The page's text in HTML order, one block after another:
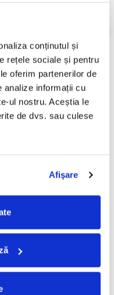
conținutul și
rețele sociale și pentru
oferim partenerilor de
analize informații cu
ul nostru. Aceștia le
de dvs. sau culese
Afişare
49,99 Lei